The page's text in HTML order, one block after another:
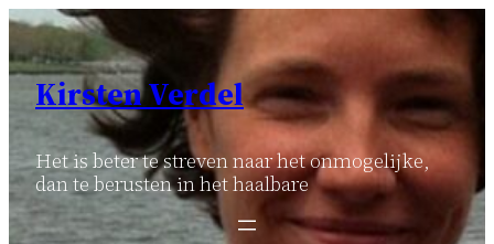
Ga
naar
inhoud
Kirsten Verdel
Het is beter te streven naar het onmogelijke,
dan te berusten in het haalbare